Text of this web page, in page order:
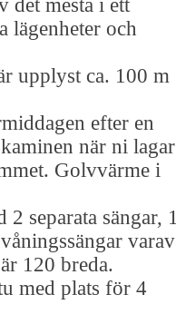
det mesta i ett
lägenheter och
upplyst ca. 100 m
efter en
när ni lagar
Golvvärme i
separata sängar,
varav
120 breda.
med plats för 4